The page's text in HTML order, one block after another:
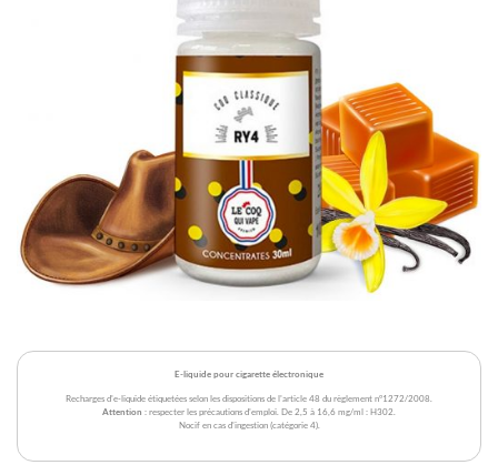
E-liquide pour cigarette électronique
Recharges d'e-liquide étiquetées selon les dispositions de l'article 48 du règlement n°1272/2008.
Attention : respecter les précautions d'emploi. De 2,5 à 16,6 mg/ml : H302.
Nocif en cas d'ingestion (catégorie 4).